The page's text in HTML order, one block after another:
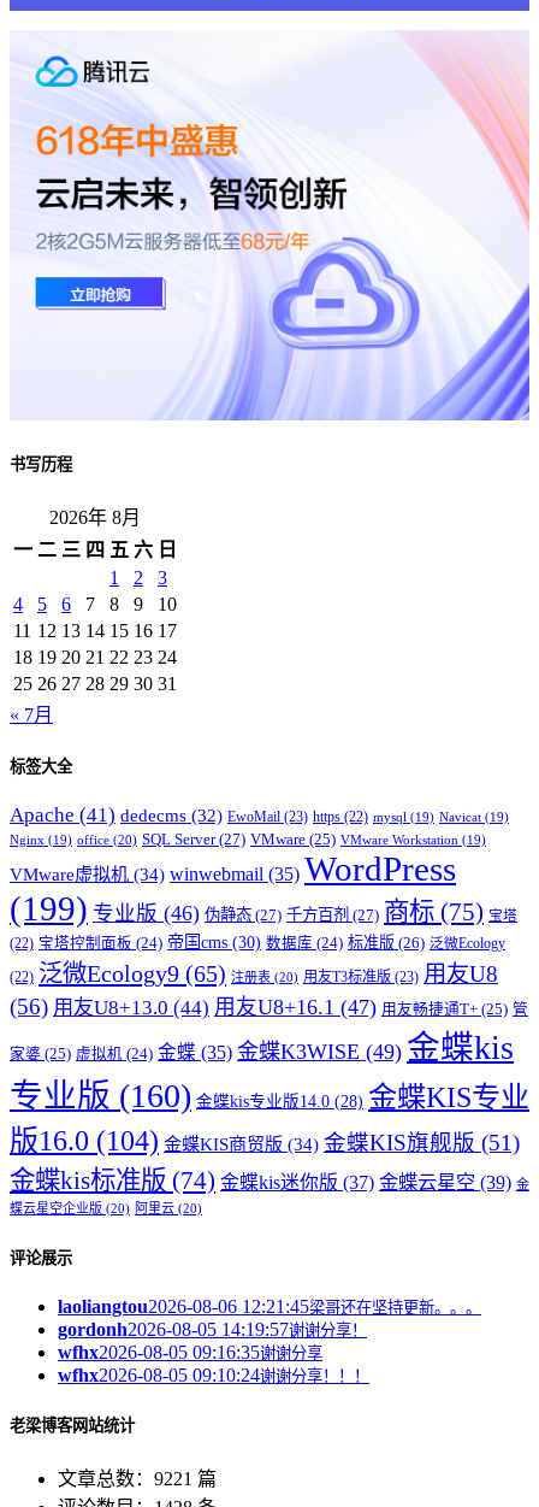
书写历程
2026年 8月
一 二 三 四 五 六 日
1
2
3
4
5 6 7 8 9
10
11 12 13 14 15 16 17
18 19 20 21 22 23 24
25 26 27 28 29 30 31
« 7月
标签大全
Apache (41) dedecms (32) EwoMail (23) https (22) mysql (19) Navicat (19)
Nginx (19) office (20) SQL Server(27) VMware (25) VMware Workstation (19)
VMware虚拟机 (34) winwebmail (35) WordPress
(199) 专业版 (46) 伪静态 (27) 千方百剂 (27) 商标 (75) 宝塔
(22) 宝塔控制面板 (24) 帝国cms (30) 数据库 (24) 标准版 (26) 泛微Ecology
(22) 泛微Ecology9 (65) 注册表 (20) 用友T3标准版 (23) 用友U8
(56) 用友U8+13.0 (44) 用友U8+16.1 (47) 用友畅捷通T+ (25) 管
家婆 (25) 虚拟机 (24) 金蝶 (35) 金蝶K3WISE (49) 金蝶kis
专业版 (160) 金蝶kis专业版14.0 (28) 金蝶KIS专业
版16.0 (104) 金蝶KIS商贸版 (34) 金蝶KIS旗舰版 (51)
金蝶kis标准版 (74) 金蝶kis迷你版 (37) 金蝶云星空 (39) 金
蝶云星空企业版 (20) 阿里云 (20)
评论展示
laoliangtou2026-08-06 12:21:45梁哥还在坚持更新。。。
gordonh2026-08-05 14:19:57谢谢分享！
wfhx2026-08-05 09:16:35谢谢分享
wfhx2026-08-05 09:10:24谢谢分享！！！
老梁博客网站统计
文章总数：9221 篇